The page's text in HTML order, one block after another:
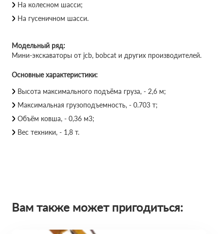
На колесном шасси;
На гусеничном шасси.
Модельный ряд:
Мини-экскаваторы от jcb, bobcat и других производителей.
Основные характеристики:
Высота максимального подъёма груза, - 2,6 м;
Максимальная грузоподъемность, - 0.703 т;
Объём ковша, - 0,36 м3;
Вес техники, - 1,8 т.
Вам также может пригодиться: